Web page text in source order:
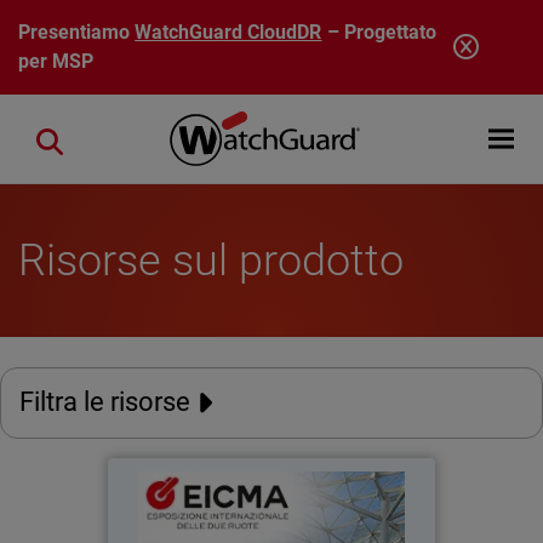
Salta al contenuto principale
PresentiamoWatchGuard CloudDR – Progettato
per MSP
Open
Close search
Risorse sul prodotto
Filtra le risorse
EICMA